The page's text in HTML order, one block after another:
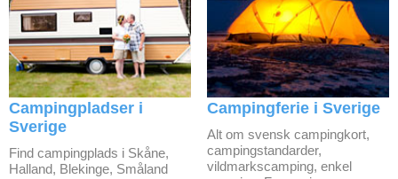
Campingpladser i
Sverige
Find campingplads i Skåne,
Halland, Blekinge, Småland
Campingferie i Sverige
Alt om svensk campingkort,
campingstandarder,
vildmarkscamping, enkel